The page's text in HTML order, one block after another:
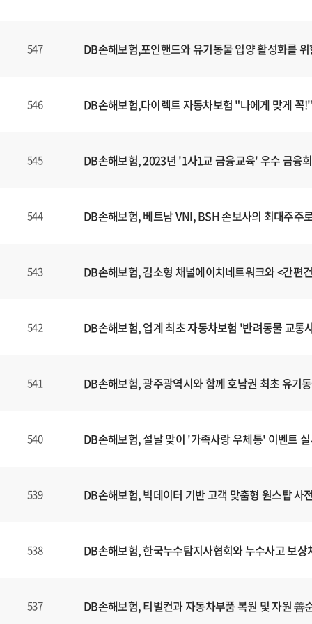
547 DB손해보험,포인핸드와 유기동물 입양 활성화를
546 DB손해보험,다이렉트 자동차보험 "나에게 맞게 꼭
545 DB손해보험, 2023년 '1사1교 금융교육' 우수 금융
544 DB손해보험, 베트남 VNI, BSH 손보사의 최대주주
543 DB손해보험, 김소형 채널에이치네트워크와 <간편
542 DB손해보험, 업계 최초 자동차보험 '반려동물 교통
541 DB손해보험, 광주광역시와 함께 호남권 최초 유기
540 DB손해보험, 설날 맞이 '가족사랑 우체통' 이벤트
539 DB손해보험, 빅데이터 기반 고객 맞춤형 원스탑
538 DB손해보험, 한국누수탐지사협회와 누수사고 보
537 DB손해보험, 티벌컨과 자동차부품 복원 및 자원 善